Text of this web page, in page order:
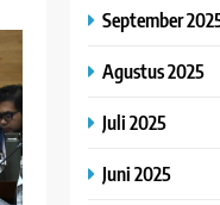
September
Agustus 2025
Juli 2025
Juni 2025